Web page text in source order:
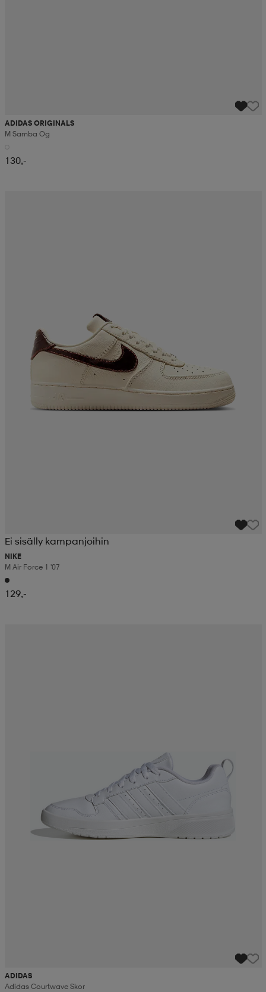
ADIDAS ORIGINALS
M Samba Og
130,-
Ei sisälly kampanjoihin
NIKE
M Air Force 1 '07
129,-
ADIDAS
Adidas Courtwave Skor